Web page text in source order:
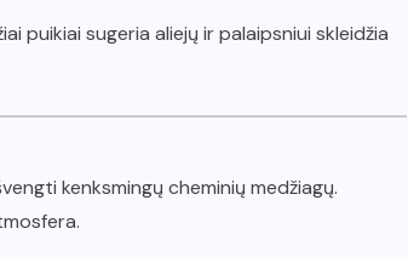
puikiai sugeria aliejų ir palaipsniui skleidžia
kenksmingų cheminių medžiagų.